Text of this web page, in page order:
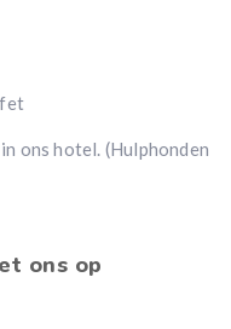
ons hotel. (Hulphonden
ons op